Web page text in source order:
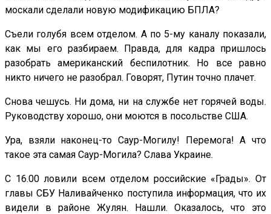
москали сделали новую модификацию БПЛА?
Съели голубя всем отделом. А по 5-му каналу показали,
как мы его разбираем. Правда, для кадра пришлось
разобрать американский беспилотник. Но все равно
никто ничего не разобрал. Говорят, Путин точно плачет.
Снова чешусь. Ни дома, ни на службе нет горячей воды.
Руководству хорошо, они моются в посольстве США.
Ура, взяли наконец-то Саур-Могилу! Перемога! А что
такое эта самая Саур-Могила? Слава Украине.
С 16.00 ловили всем отделом российские «Грады». От
главы СБУ Наливайченко поступила информация, что их
видели в районе Жулян. Нашли. Оказалось, что это